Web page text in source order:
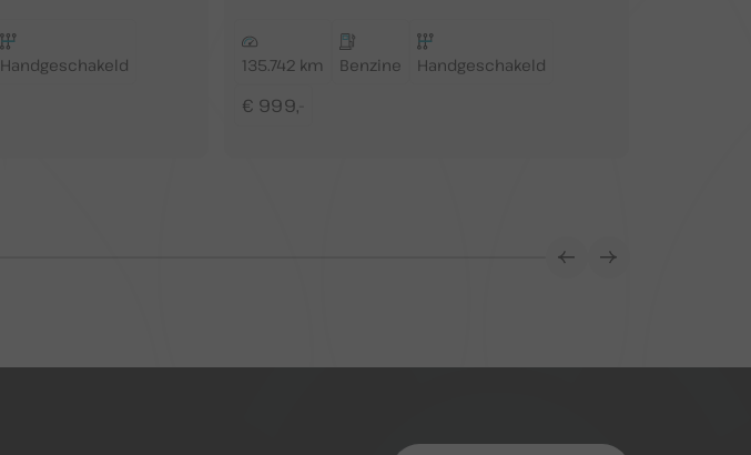
Handgeschakeld 135.742 km Benzine Handgeschakeld
€ 999,-